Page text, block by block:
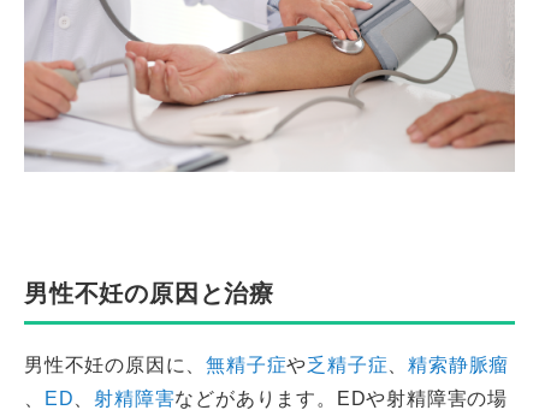
男性不妊の原因と治療
男性不妊の原因に、無精子症や乏精子症 、精索静脈瘤
ED 、射精障害などがあります。EDや射精障害の場